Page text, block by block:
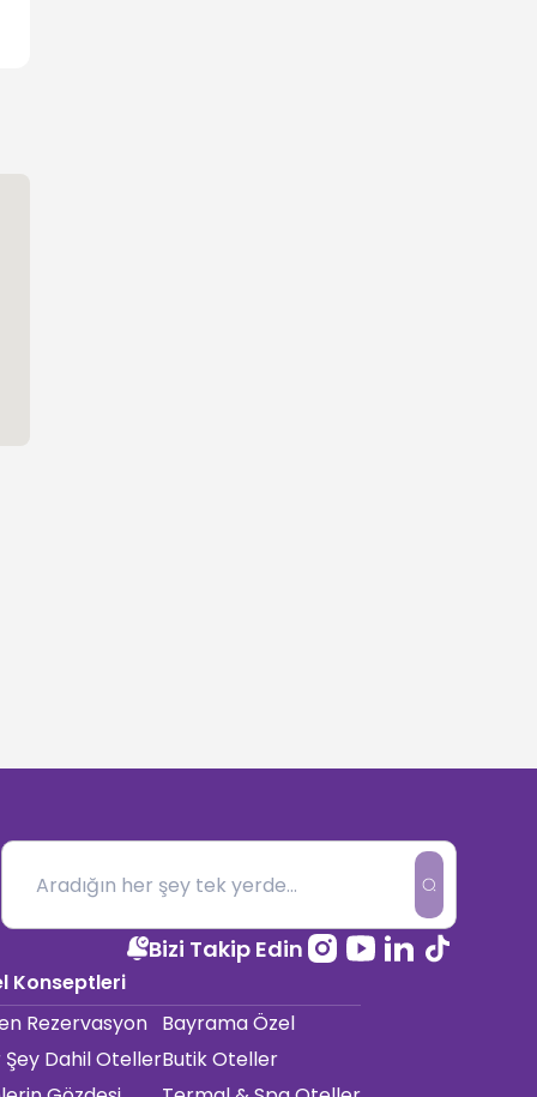
Bizi Takip Edin
Konseptleri
Rezervasyon
Şey Dahil Oteller
Bayrama Özel
Butik Oteller